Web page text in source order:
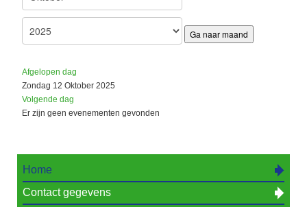
Ga naar maand
Afgelopen dag
Zondag 12 Oktober 2025
Volgende dag
Er zijn geen evenementen gevonden
Home
Contact gegevens